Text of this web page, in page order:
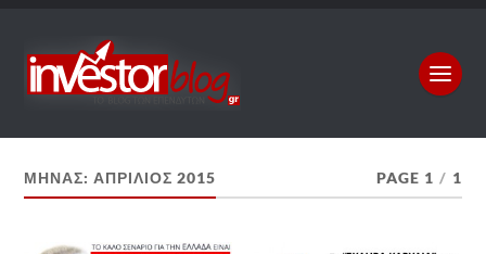
ΜΉΝΑΣ: ΑΠΡΊΛΙΟΣ 2015 PAGE 1 / 1